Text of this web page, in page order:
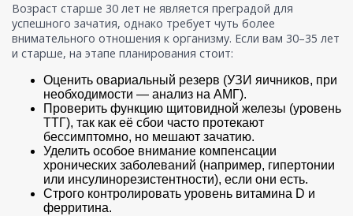
Возраст старше 30 лет не является преградой для
успешного зачатия, однако требует чуть более
внимательного отношения к организму. Если вам 30–35 лет
и старше, на этапе планирования стоит:
Оценить овариальный резерв (УЗИ яичников, при
необходимости — анализ на АМГ).
Проверить функцию щитовидной железы (уровень
ТТГ), так как её сбои часто протекают
бессимптомно, но мешают зачатию.
Уделить особое внимание компенсации
хронических заболеваний (например, гипертонии
или инсулинорезистентности), если они есть.
Строго контролировать уровень витамина D и
ферритина.